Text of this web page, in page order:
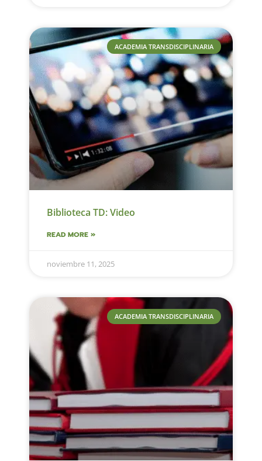
ACADEMIA TRANSDISCIPLINARIA
Biblioteca TD: Video
READ MORE »
noviembre 11, 2025
ACADEMIA TRANSDISCIPLINARIA